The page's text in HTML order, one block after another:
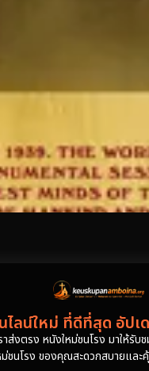
ลน์ใหม่ ที่ดีที่สุด อัปเ
ตรง หนังใหม่ชนโรง มาให้รั
ชนโรง ของคุณสะดวกสบายและ